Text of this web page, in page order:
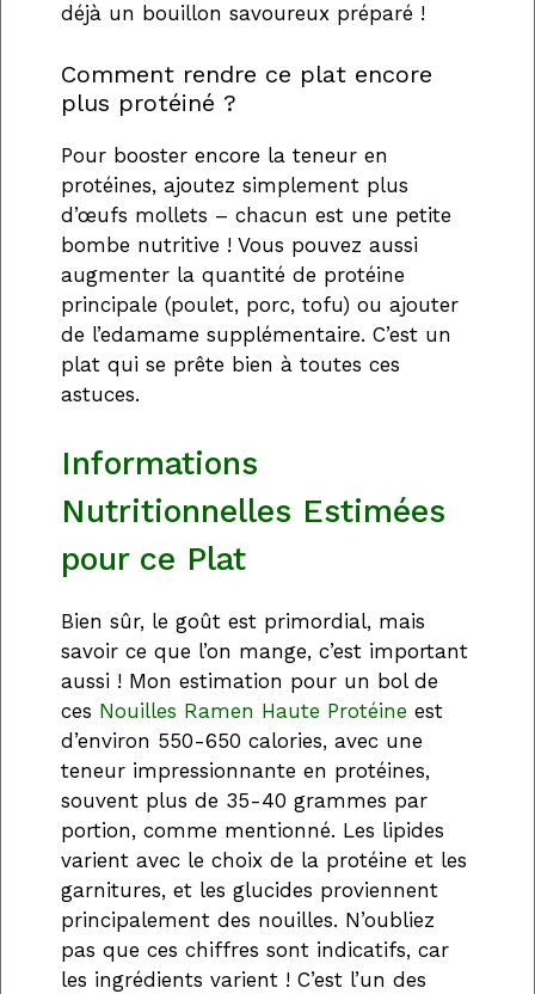
déjà un bouillon savoureux préparé !
Comment rendre ce plat encore
plus protéiné ?
Pour booster encore la teneur en
protéines, ajoutez simplement plus
d’œufs mollets – chacun est une petite
bombe nutritive ! Vous pouvez aussi
augmenter la quantité de protéine
principale (poulet, porc, tofu) ou ajouter
de l’edamame supplémentaire. C’est un
plat qui se prête bien à toutes ces
astuces.
Informations
Nutritionnelles Estimées
pour ce Plat
Bien sûr, le goût est primordial, mais
savoir ce que l’on mange, c’est important
aussi ! Mon estimation pour un bol de
ces Nouilles Ramen Haute Protéine est
d’environ 550-650 calories, avec une
teneur impressionnante en protéines,
souvent plus de 35-40 grammes par
portion, comme mentionné. Les lipides
varient avec le choix de la protéine et les
garnitures, et les glucides proviennent
principalement des nouilles. N’oubliez
pas que ces chiffres sont indicatifs, car
les ingrédients varient ! C’est l’un des